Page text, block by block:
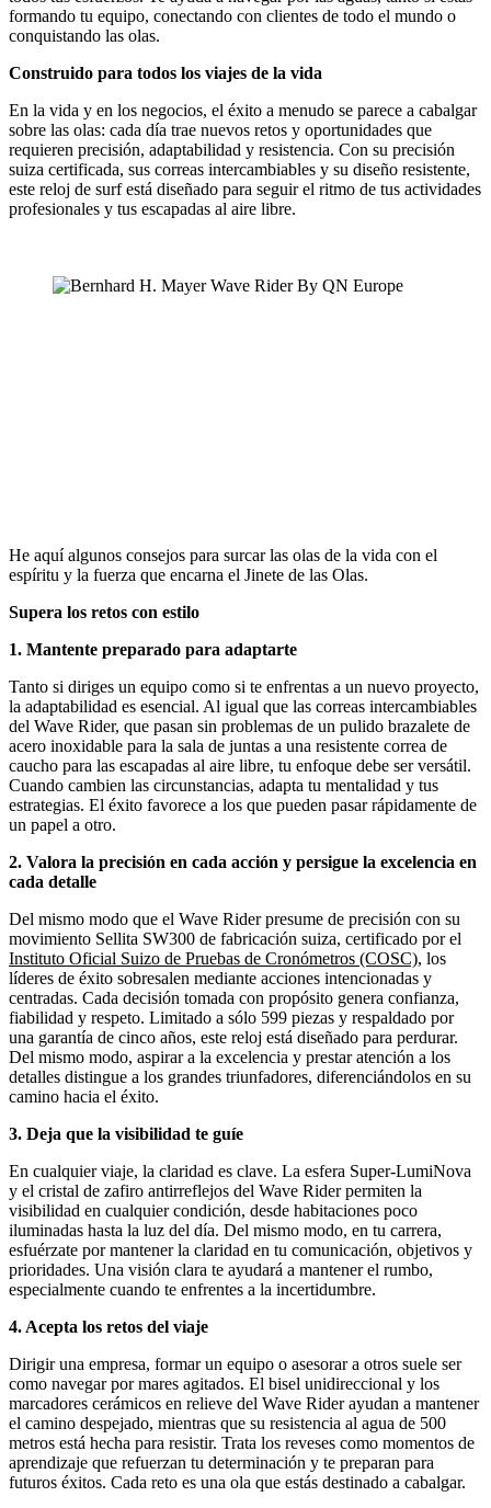
formando tu equipo, conectando con clientes de todo el mundo o
conquistando las olas.
Construido para todos los viajes de la vida
En la vida y en los negocios, el éxito a menudo se parece a cabalgar
sobre las olas: cada día trae nuevos retos y oportunidades que
requieren precisión, adaptabilidad y resistencia. Con su precisión
suiza certificada, sus correas intercambiables y su diseño resistente,
este reloj de surf está diseñado para seguir el ritmo de tus actividades
profesionales y tus escapadas al aire libre.
He aquí algunos consejos para surcar las olas de la vida con el
espíritu y la fuerza que encarna el Jinete de las Olas.
Supera los retos con estilo
1. Mantente preparado para adaptarte
Tanto si diriges un equipo como si te enfrentas a un nuevo proyecto,
la adaptabilidad es esencial. Al igual que las correas intercambiables
del Wave Rider, que pasan sin problemas de un pulido brazalete de
acero inoxidable para la sala de juntas a una resistente correa de
caucho para las escapadas al aire libre, tu enfoque debe ser versátil.
Cuando cambien las circunstancias, adapta tu mentalidad y tus
estrategias. El éxito favorece a los que pueden pasar rápidamente de
un papel a otro.
2. Valora la precisión en cada acción y persigue la excelencia en
cada detalle
Del mismo modo que el Wave Rider presume de precisión con su
movimiento Sellita SW300 de fabricación suiza, certificado por el
Instituto Oficial Suizo de Pruebas de Cronómetros (COSC), los
líderes de éxito sobresalen mediante acciones intencionadas y
centradas. Cada decisión tomada con propósito genera confianza,
fiabilidad y respeto. Limitado a sólo 599 piezas y respaldado por
una garantía de cinco años, este reloj está diseñado para perdurar.
Del mismo modo, aspirar a la excelencia y prestar atención a los
detalles distingue a los grandes triunfadores, diferenciándolos en su
camino hacia el éxito.
3. Deja que la visibilidad te guíe
En cualquier viaje, la claridad es clave. La esfera Super-LumiNova
y el cristal de zafiro antirreflejos del Wave Rider permiten la
visibilidad en cualquier condición, desde habitaciones poco
iluminadas hasta la luz del día. Del mismo modo, en tu carrera,
esfuérzate por mantener la claridad en tu comunicación, objetivos y
prioridades. Una visión clara te ayudará a mantener el rumbo,
especialmente cuando te enfrentes a la incertidumbre.
4. Acepta los retos del viaje
Dirigir una empresa, formar un equipo o asesorar a otros suele ser
como navegar por mares agitados. El bisel unidireccional y los
marcadores cerámicos en relieve del Wave Rider ayudan a mantener
el camino despejado, mientras que su resistencia al agua de 500
metros está hecha para resistir. Trata los reveses como momentos de
aprendizaje que refuerzan tu determinación y te preparan para
futuros éxitos. Cada reto es una ola que estás destinado a cabalgar.